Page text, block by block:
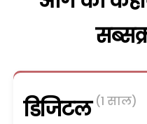
डिजिटल (1 साल)